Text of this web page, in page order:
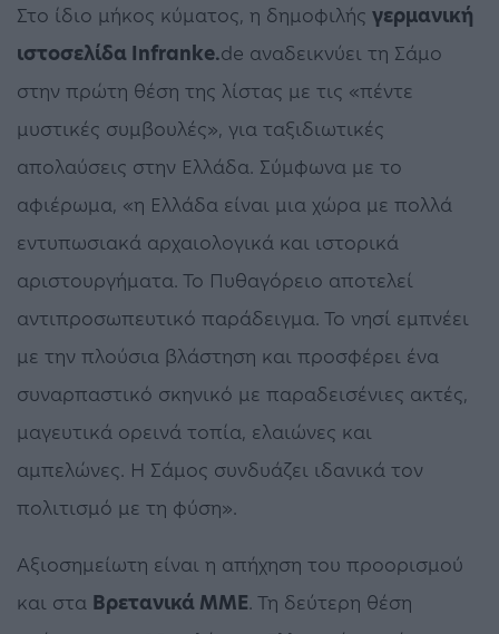
Στο ίδιο μήκος κύματος, η δημοφιλής γερμανική
ιστοσελίδα Infranke.de αναδεικνύει τη Σάμο
στην πρώτη θέση της λίστας με τις «πέντε
μυστικές συμβουλές», για ταξιδιωτικές
απολαύσεις στην Ελλάδα. Σύμφωνα με το
αφιέρωμα, «η Ελλάδα είναι μια χώρα με πολλά
εντυπωσιακά αρχαιολογικά και ιστορικά
αριστουργήματα. Το Πυθαγόρειο αποτελεί
αντιπροσωπευτικό παράδειγμα. Το νησί εμπνέει
με την πλούσια βλάστηση και προσφέρει ένα
συναρπαστικό σκηνικό με παραδεισένιες ακτές,
μαγευτικά ορεινά τοπία, ελαιώνες και
αμπελώνες. Η Σάμος συνδυάζει ιδανικά τον
πολιτισμό με τη φύση».
Αξιοσημείωτη είναι η απήχηση του προορισμού
και στα Βρετανικά ΜΜΕ. Τη δεύτερη θέση